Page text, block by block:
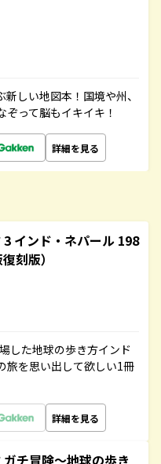
しい地図本！国境や州、
って脳もイキイキ！
詳細を見る
インド・ネパール 198
刻版）
した地球の歩き方インド
を思い出して欲しい1冊
詳細を見る
チ冒険～地球の歩き